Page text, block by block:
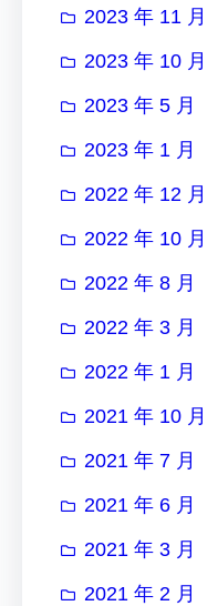
2023 年 11 月
2023 年 10 月
2023 年 5 月
2023 年 1 月
2022 年 12 月
2022 年 10 月
2022 年 8 月
2022 年 3 月
2022 年 1 月
2021 年 10 月
2021 年 7 月
2021 年 6 月
2021 年 3 月
2021 年 2 月